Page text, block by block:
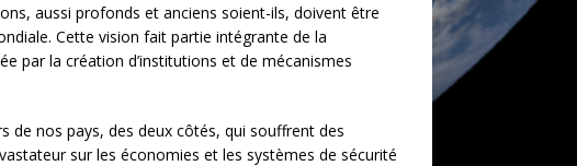
aussi profonds et anciens soient-ils, doivent être
Cette vision fait partie intégrante de la
par la création d’institutions et de mécanismes
de nos pays, des deux côtés, qui souffrent des
sur les économies et les systèmes de sécurité